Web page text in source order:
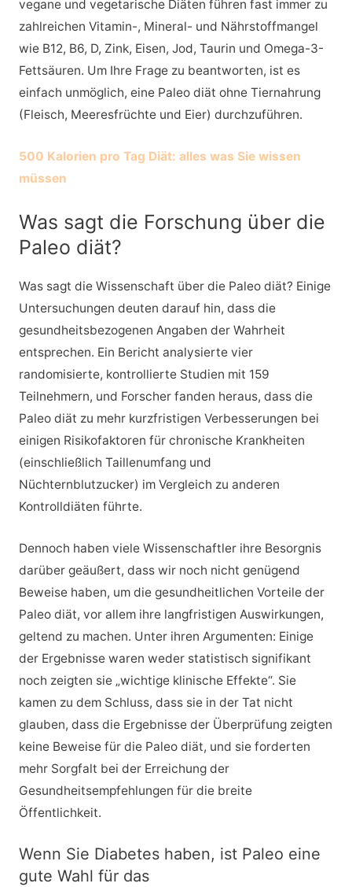
vegane und vegetarische Diäten führen fast immer zu
zahlreichen Vitamin-, Mineral- und Nährstoffmangel
wie B12, B6, D, Zink, Eisen, Jod, Taurin und Omega-3-
Fettsäuren. Um Ihre Frage zu beantworten, ist es
einfach unmöglich, eine Paleo diät ohne Tiernahrung
(Fleisch, Meeresfrüchte und Eier) durchzuführen.
500 Kalorien pro Tag Diät: alles was Sie wissen
müssen
Was sagt die Forschung über die
Paleo diät?
Was sagt die Wissenschaft über die Paleo diät? Einige
Untersuchungen deuten darauf hin, dass die
gesundheitsbezogenen Angaben der Wahrheit
entsprechen. Ein Bericht analysierte vier
randomisierte, kontrollierte Studien mit 159
Teilnehmern, und Forscher fanden heraus, dass die
Paleo diät zu mehr kurzfristigen Verbesserungen bei
einigen Risikofaktoren für chronische Krankheiten
(einschließlich Taillenumfang und
Nüchternblutzucker) im Vergleich zu anderen
Kontrolldiäten führte.
Dennoch haben viele Wissenschaftler ihre Besorgnis
darüber geäußert, dass wir noch nicht genügend
Beweise haben, um die gesundheitlichen Vorteile der
Paleo diät, vor allem ihre langfristigen Auswirkungen,
geltend zu machen. Unter ihren Argumenten: Einige
der Ergebnisse waren weder statistisch signifikant
noch zeigten sie „wichtige klinische Effekte“. Sie
kamen zu dem Schluss, dass sie in der Tat nicht
glauben, dass die Ergebnisse der Überprüfung zeigten
keine Beweise für die Paleo diät, und sie forderten
mehr Sorgfalt bei der Erreichung der
Gesundheitsempfehlungen für die breite
Öffentlichkeit.
Wenn Sie Diabetes haben, ist Paleo eine
gute Wahl für das